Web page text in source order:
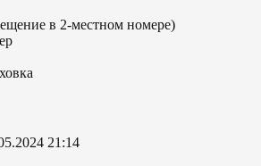
в 2-местном номере)
21:14